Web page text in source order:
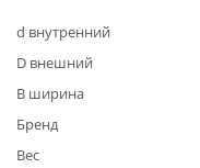
d внутренний
D внешний
B ширина
Бренд
Вес